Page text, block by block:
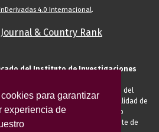
para garantizar
experiencia de
4.0 Internacional.
del Instituto de Investigaciones
de la UNAM, es responsable del
para el registro de usted en calidad de
entidad académica, conferencista o
visitante, proveedor o cliente de